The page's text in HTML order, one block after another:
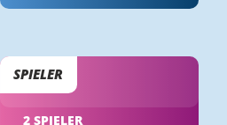
SPIELER
2 SPIELER